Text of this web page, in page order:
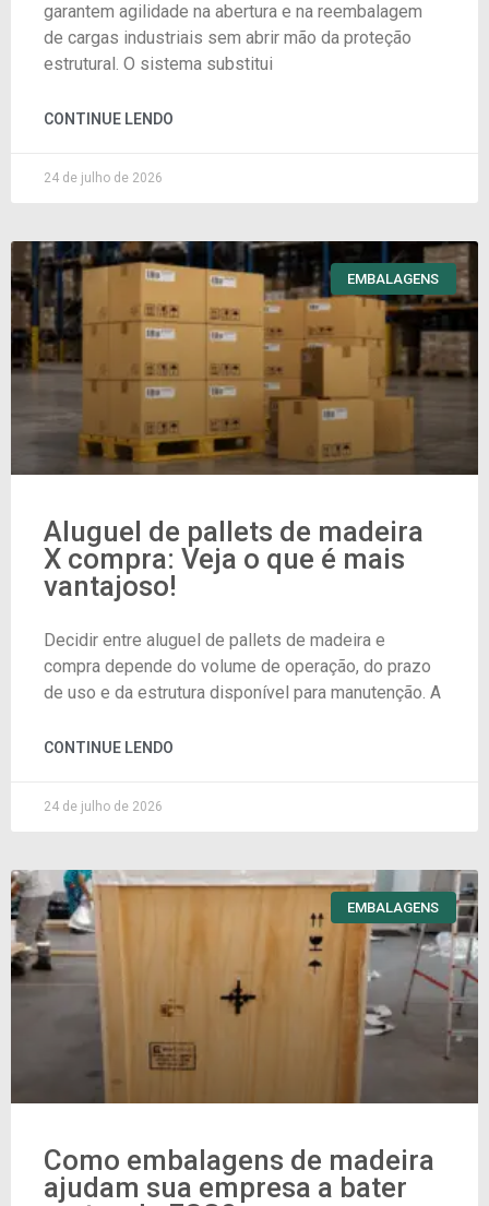
garantem agilidade na abertura e na reembalagem
de cargas industriais sem abrir mão da proteção
estrutural. O sistema substitui
CONTINUE LENDO
24 de julho de 2026
EMBALAGENS
Aluguel de pallets de madeira
X compra: Veja o que é mais
vantajoso!
Decidir entre aluguel de pallets de madeira e
compra depende do volume de operação, do prazo
de uso e da estrutura disponível para manutenção. A
CONTINUE LENDO
24 de julho de 2026
EMBALAGENS
Como embalagens de madeira
ajudam sua empresa a bater